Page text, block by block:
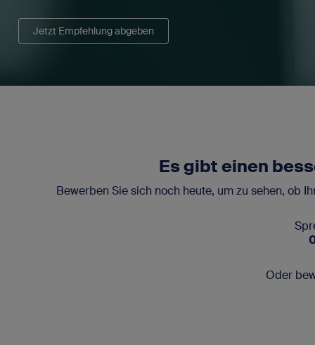
Jetzt Empfehlung abgeben
Es gibt einen
Bewerben Sie sich noch heute, um zu sehen, ob
Oder